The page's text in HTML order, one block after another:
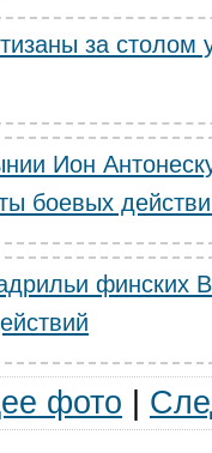
за столом
Ион
боевых
финских
фото